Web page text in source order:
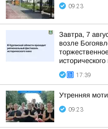
09:23
Завтра, 7
возле
исторического
17:39
Утренняя
09:23